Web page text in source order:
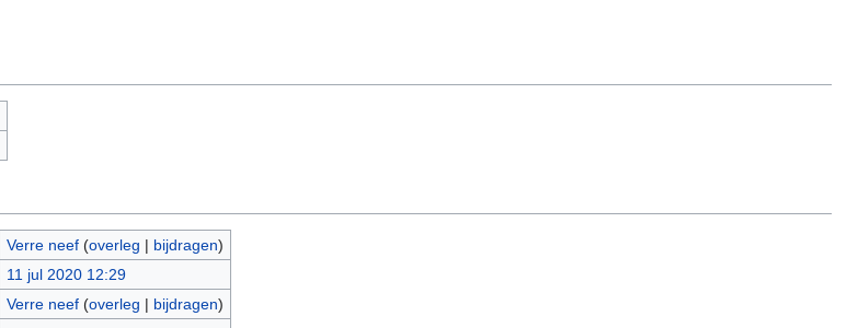
Verre neef (overleg | bijdragen)
11 jul 2020 12:29
Verre neef (overleg | bijdragen)